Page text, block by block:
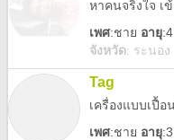
หาคนจริงใจ เ
เพศ:ชาย อายุ
จังหวัด: ระนอง
Tag
เครื่องแบบเปื้
เพศ:ชาย อายุ